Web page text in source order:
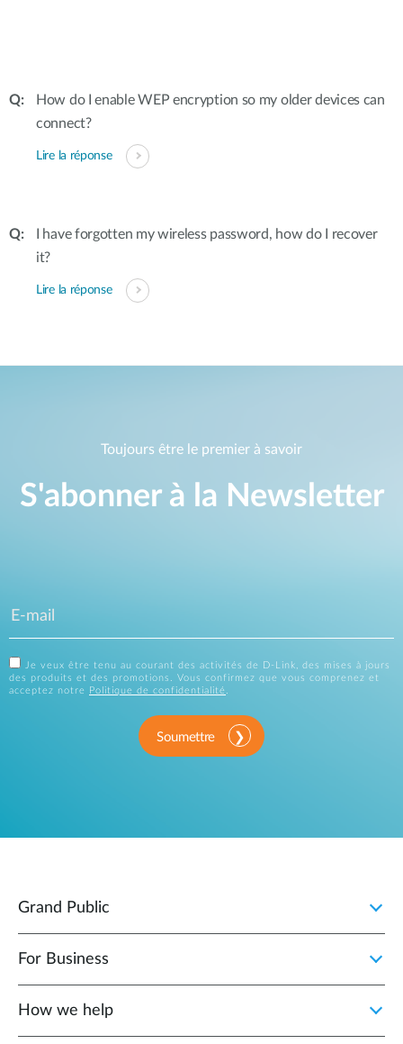
How do I enable WEP encryption so my older devices can
connect?
Lire la réponse
I have forgotten my wireless password, how do I recover
it?
Lire la réponse
Toujours être le premier à savoir
S'abonner à la Newsletter
Je veux être tenu au courant des activités de D-Link, des mises à jours
des produits et des promotions. Vous confirmez que vous comprenez et
acceptez notre
Politique de confidentialité.
Soumettre
Grand Public
For Business
How we help